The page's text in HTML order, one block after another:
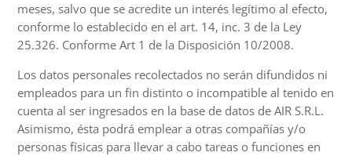
meses, salvo que se acredite un interés legítimo al efecto,
conforme lo establecido en el art. 14, inc. 3 de la Ley
25.326. Conforme Art 1 de la Disposición 10/2008.
Los datos personales recolectados no serán difundidos ni
empleados para un fin distinto o incompatible al tenido en
cuenta al ser ingresados en la base de datos de AIR S.R.L.
Asimismo, ésta podrá emplear a otras compañías y/o
personas físicas para llevar a cabo tareas o funciones en